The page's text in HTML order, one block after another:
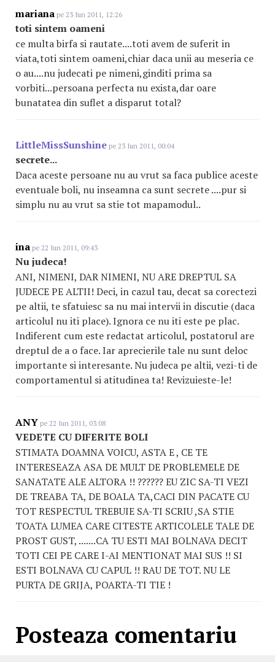
mariana pe 23 Iun 2011, 12:26
toti sintem oameni
ce multa birfa si rautate....toti avem de suferit in
viata,toti sintem oameni,chiar daca unii au meseria ce
o au....nu judecati pe nimeni,ginditi prima sa
vorbiti...persoana perfecta nu exista,dar oare
bunatatea din suflet a disparut total?
LittleMissSunshine pe 23 Iun 2011, 00:04
secrete...
Daca aceste persoane nu au vrut sa faca publice aceste
eventuale boli, nu inseamna ca sunt secrete ....pur si
simplu nu au vrut sa stie tot mapamodul..
ina pe 22 Iun 2011, 09:43
Nu judeca!
ANI, NIMENI, DAR NIMENI, NU ARE DREPTUL SA
JUDECE PE ALTII! Deci, in cazul tau, decat sa corectezi
pe altii, te sfatuiesc sa nu mai intervii in discutie (daca
articolul nu iti place). Ignora ce nu iti este pe plac.
Indiferent cum este redactat articolul, postatorul are
dreptul de a o face. Iar aprecierile tale nu sunt deloc
importante si interesante. Nu judeca pe altii, vezi-ti de
comportamentul si atitudinea ta! Revizuieste-le!
ANY pe 22 Iun 2011, 03:08
VEDETE CU DIFERITE BOLI
STIMATA DOAMNA VOICU, ASTA E , CE TE
INTERESEAZA ASA DE MULT DE PROBLEMELE DE
SANATATE ALE ALTORA !! ?????? EU ZIC SA-TI VEZI
DE TREABA TA, DE BOALA TA,CACI DIN PACATE CU
TOT RESPECTUL TREBUIE SA-TI SCRIU ,SA STIE
TOATA LUMEA CARE CITESTE ARTICOLELE TALE DE
PROST GUST, .......CA TU ESTI MAI BOLNAVA DECIT
TOTI CEI PE CARE I-AI MENTIONAT MAI SUS !! SI
ESTI BOLNAVA CU CAPUL !! RAU DE TOT. NU LE
PURTA DE GRIJA, POARTA-TI TIE !
Posteaza comentariu